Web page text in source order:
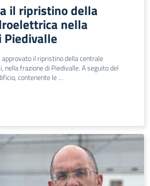
il ripristino della
nella
approvato il ripristino della centrale
nella frazione di Piedivalle. A seguito del
contenente le …